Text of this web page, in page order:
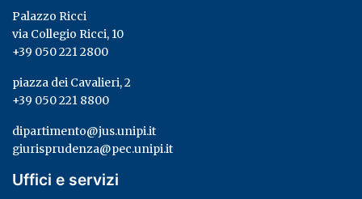
Palazzo Ricci
via Collegio Ricci, 10
+39 050 221 2800
piazza dei Cavalieri, 2
+39 050 221 8800
dipartimento@jus.unipi.it
giurisprudenza@pec.unipi.it
Uffici e servizi